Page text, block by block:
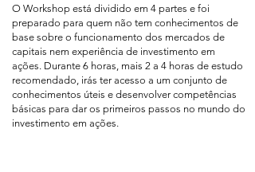
O Workshop está dividido em 4 partes e foi
preparado para quem não tem conhecimentos de
base sobre o funcionamento dos mercados de
capitais nem experiência de investimento em
ações. Durante 6 horas, mais 2 a 4 horas de estudo
recomendado, irás ter acesso a um conjunto de
conhecimentos úteis e desenvolver competências
básicas para dar os primeiros passos no mundo do
investimento em ações.